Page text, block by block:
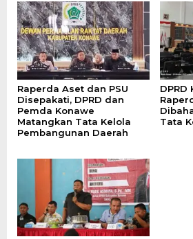
Raperda Aset dan PSU
Disepakati, DPRD dan
Pemda Konawe
Matangkan Tata Kelola
Pembangunan Daerah
DPRD
Tata